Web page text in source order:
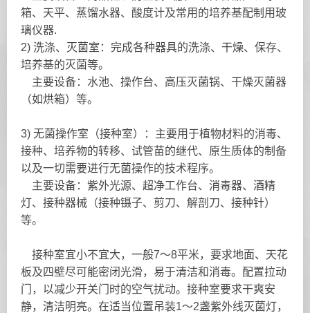
箱、天平、蒸馏水器、酸度计及常用的培养基配制用玻
璃仪器.
2) 洗涤、灭菌室：完成各种器具的洗涤、干燥、保存、
培养基的灭菌等。
主要设备：水池、操作台、高压灭菌锅、干燥灭菌器
（如烘箱）等。
3) 无菌操作室（接种室）：主要用于植物材料的消毒、
接种、培养物的转移、试管苗的继代、原生质体的制备
以及一切需要进行无菌操作的技术程序。
主要设备：紫外光源、超净工作台、消毒器、酒精
灯、接种器械（接种镊子、剪刀、解剖刀、接种针）
等。
接种室宜小不宜大，一般7～8平米，要求地面、天花
板及四壁尽可能密闭光滑，易于清洁和消毒。配置拉动
门，以减少开关门时的空气扰动。接种室要求干爽安
静，清洁明亮。在适当位置吊装1～2盏紫外线灭菌灯，